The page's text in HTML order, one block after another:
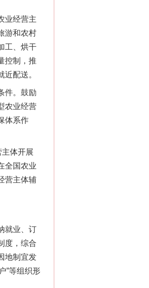
业经营主
游和农村
工、烘干
控制，推
配送。
件。鼓励
农业经营
体系作
体开展
全国农业
营主体辅
就业、订
度，综合
地制宜发
”等组织形